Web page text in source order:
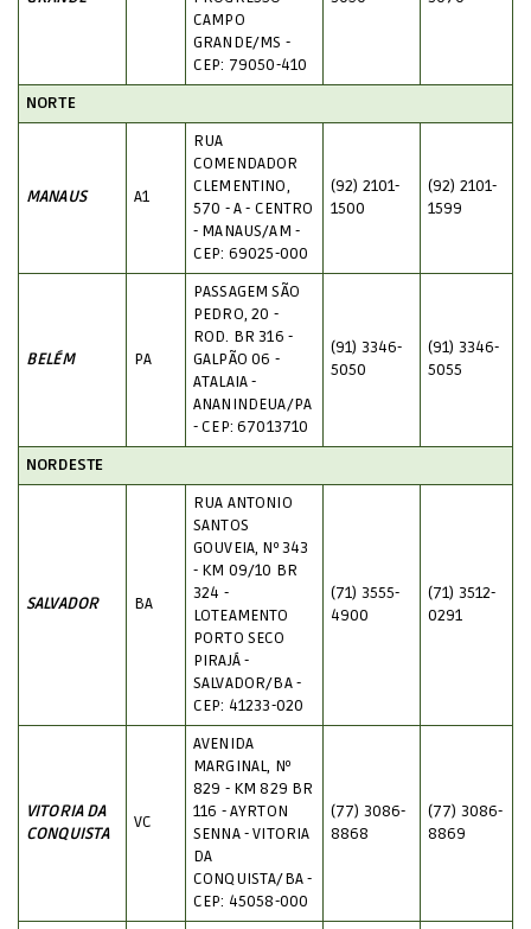
CAMPO
GRANDE/MS -
CEP: 79050-410
NORTE
MANAUS A1
RUA
COMENDADOR
CLEMENTINO,
570 - A - CENTRO
- MANAUS/AM -
CEP: 69025-000
(92) 2101-
1500
(92) 2101-
1599
BELÉM PA
PASSAGEM SÃO
PEDRO, 20 -
ROD. BR 316 -
GALPÃO 06 -
ATALAIA -
ANANINDEUA/PA
- CEP: 67013710
(91) 3346-
5050
(91) 3346-
5055
NORDESTE
SALVADOR BA
RUA ANTONIO
SANTOS
GOUVEIA, Nº 343
- KM 09/10 BR
324 -
LOTEAMENTO
PORTO SECO
PIRAJÁ -
SALVADOR/BA -
CEP: 41233-020
(71) 3555-
4900
(71) 3512-
0291
VITORIA DA
CONQUISTA
VC
AVENIDA
MARGINAL, Nº
829 - KM 829 BR
116 - AYRTON
SENNA - VITORIA
DA
CONQUISTA/BA -
CEP: 45058-000
(77) 3086-
8868
(77) 3086-
8869